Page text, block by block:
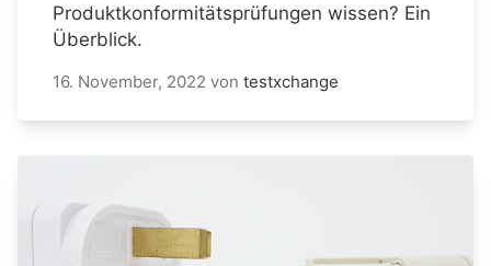
Produktkonformitätsprüfungen wissen? Ein
Überblick.
16. November, 2022 von testxchange